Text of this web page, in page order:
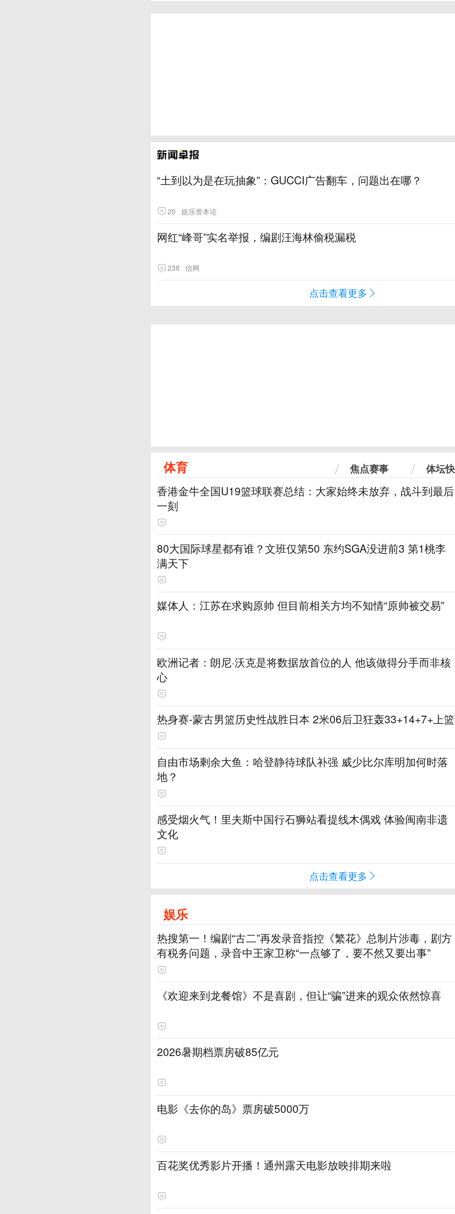
“土到以为是在玩抽象”：GUCCI广告翻车，问题出在哪？
20 娱乐资本论
网红“峰哥”实名举报，编剧汪海林偷税漏税
238 信网
点击查看更多
体育 焦点赛事 体坛
香港金牛全国U19篮球联赛总结：大家始终未放弃，战斗到最后
一刻
80大国际球星都有谁？文班仅第50 东约SGA没进前3 第1桃李
满天下
媒体人：江苏在求购原帅 但目前相关方均不知情“原帅被交易”
欧洲记者：朗尼·沃克是将数据放首位的人 他该做得分手而非核
心
热身赛-蒙古男篮历史性战胜日本 2米06后卫狂轰33+14+7+上
自由市场剩余大鱼：哈登静待球队补强 威少比尔库明加何时落
地？
感受烟火气！里夫斯中国行石狮站看提线木偶戏 体验闽南非遗
文化
点击查看更多
娱乐
热搜第一！编剧“古二”再发录音指控《繁花》总制片涉毒，剧方
有税务问题，录音中王家卫称“一点够了，要不然又要出事”
《欢迎来到龙餐馆》不是喜剧，但让“骗”进来的观众依然惊喜
2026暑期档票房破85亿元
电影《去你的岛》票房破5000万
百花奖优秀影片开播！通州露天电影放映排期来啦